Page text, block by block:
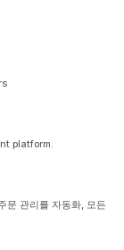
platform.
문 관리를 자동화, 모든